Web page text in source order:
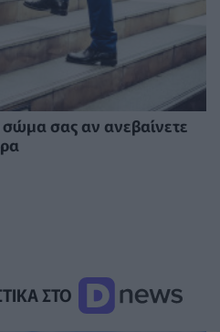
σώμα σας αν ανεβαίνετε
ΣΤΟ